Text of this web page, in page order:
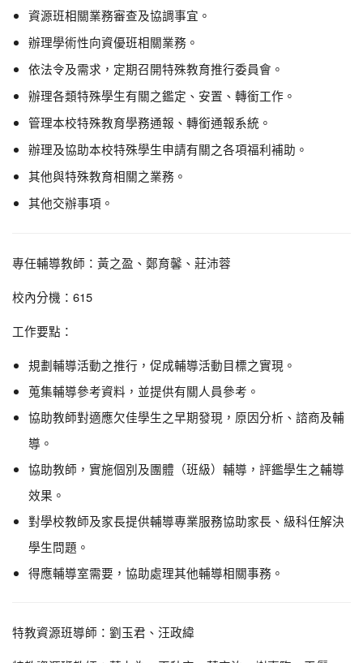
資源班相關業務審查及協調事宜。
辦理學術性向資優班相關業務。
依法令及需求，定期召開特殊教育推行委員會。
辦理各類特殊學生有關之鑑定、安置、轉銜工作。
管理本校特殊教育學務通報、轉銜通報系統。
辦理及協助本校特殊學生申請有關之各項福利補助。
其他與特殊教育相關之業務。
其他交辦事項。
專任輔導教師：黃之盈、鄭育馨、莊沛蓉
校內分機：615
工作要點：
規劃輔導活動之推行，促成輔導活動目標之實現。
蒐集輔導參考資料，並提供有關人員參考。
協助教師對適應欠佳學生之早期發現，原因分析、諮商及輔
導。
協助教師，實施個別及團體（班級）輔導，評鑑學生之輔導
效果。
對學校教師及家長提供輔導專業服務協助家長、級科任解決
學生問題。
得應輔導室需要，協助處理其他輔導相關事務。
特教資源班導師：劉玉君、汪政緯